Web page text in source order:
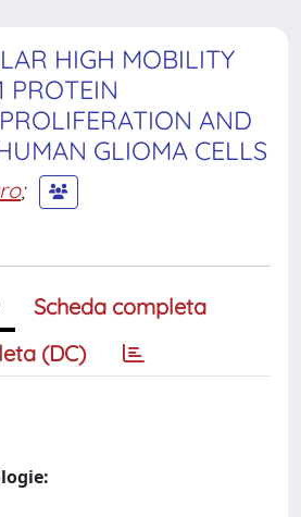
HIGH MOBILITY
PROTEIN
AND
GLIOMA CELLS
;
Scheda completa
(DC)